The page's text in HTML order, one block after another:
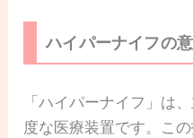
ハイパーナイフの
「ハイパーナイフ」は
度な医療装置です。こ